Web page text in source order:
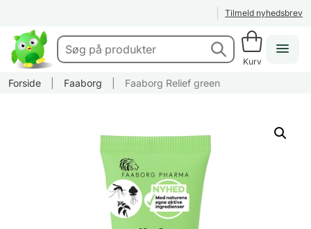
Tilmeld nyhedsbrev
Kurv
Forside Faaborg Faaborg Relief green